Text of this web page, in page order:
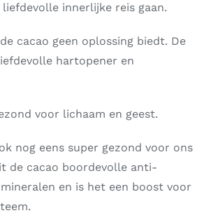
innerlijke reis gaan.
cacao geen oplossing biedt. De
hartopener en
voor lichaam en geest.
nog eens super gezond voor ons
de cacao boordevolle anti-
en is het een boost voor